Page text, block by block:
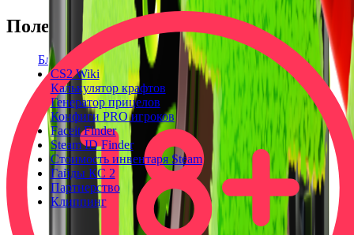
Полезное
Блог
CS2 Wiki
Калькулятор крафтов
Генератор прицелов
Конфиги PRO игроков
Faceit Finder
Steam ID Finder
Стоимость инвентаря Steam
Гайды КС 2
Партнерство
Клиппинг